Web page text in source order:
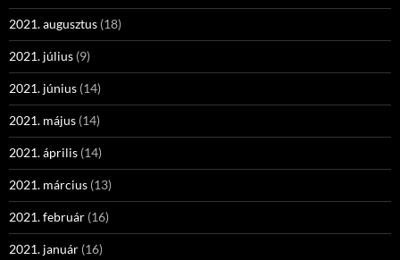
2021. augusztus (18)
2021. július (9)
2021. június (14)
2021. május (14)
2021. április (14)
2021. március (13)
2021. február (16)
2021. január (16)